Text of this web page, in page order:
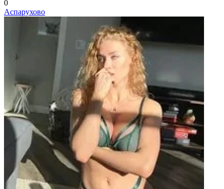
0
Аспарухово